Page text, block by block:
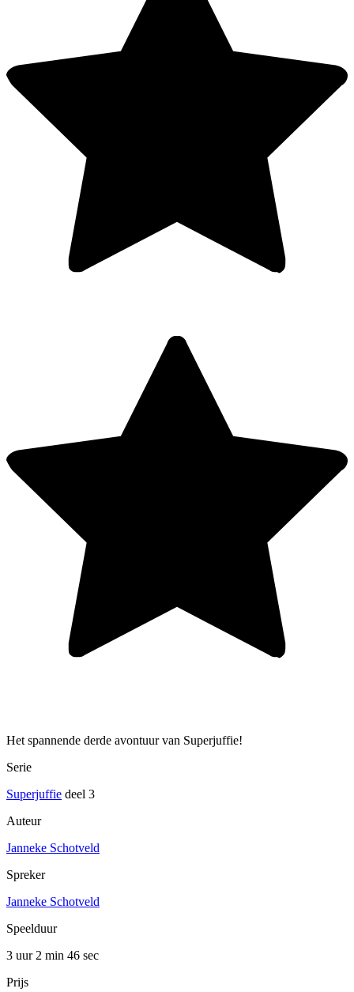
Het spannende derde avontuur van Superjuffie!
Serie
Superjuffie deel 3
Auteur
Janneke Schotveld
Spreker
Janneke Schotveld
Speelduur
3 uur 2 min 46 sec
Prijs